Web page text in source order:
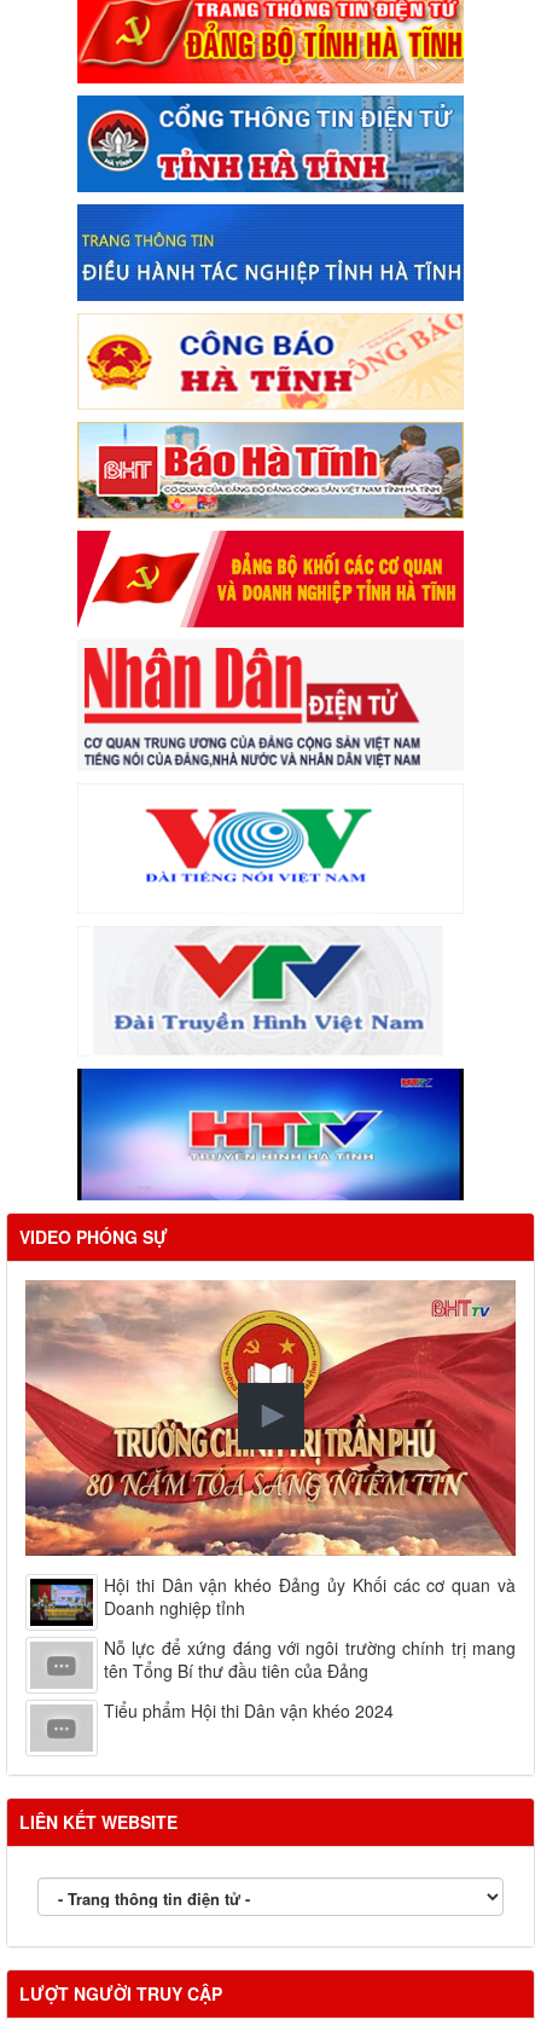
VIDEO PHÓNG SỰ
Hội thi Dân vận khéo Đảng ủy Khối các cơ quan và
Doanh nghiệp tỉnh
Nỗ lực để xứng đáng với ngôi trường chính trị mang
tên Tổng Bí thư đầu tiên của Đảng
Tiểu phẩm Hội thi Dân vận khéo 2024
LIÊN KẾT WEBSITE
LƯỢT NGƯỜI TRUY CẬP